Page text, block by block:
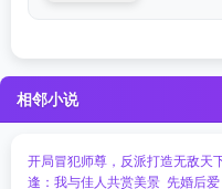
相邻小说
开局冒犯师尊，反派打造无敌天
逢：我与佳人共赏美景 先婚后